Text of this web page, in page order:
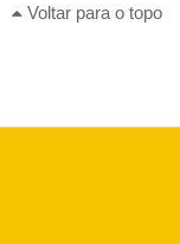
Voltar para o topo